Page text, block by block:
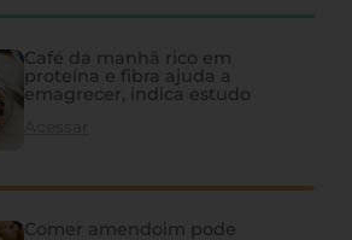
Café da manhã rico em
proteína e fibra ajuda a
emagrecer, indica estudo
Comer amendoim pode